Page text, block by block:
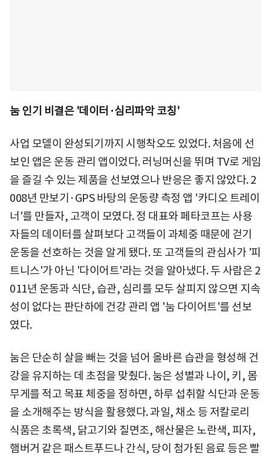
눔 인기 비결은 '데이터·심리파악 코칭'
사업 모델이 완성되기까지 시행착오도 있었다. 처음에 선
보인 앱은 운동 관리 앱이었다. 러닝머신을 뛰며 TV로 게임
을 즐길 수 있는 제품을 선보였으나 반응은 좋지 않았다. 2
008년 만보기·GPS 바탕의 운동량 측정 앱 '카디오 트레이
너'를 만들자, 고객이 모였다. 정 대표와 페타코프는 사용
자들의 데이터를 살펴보다 고객들이 과체중 때문에 걷기
운동을 선호하는 것을 알게 됐다. 또 고객들의 관심사가 '피
트니스'가 아닌 '다이어트'라는 것을 알아냈다. 두 사람은 2
011년 운동과 식단, 습관, 심리를 모두 살피지 않으면 지속
성이 없다는 판단하에 건강 관리 앱 '눔 다이어트'를 선보
였다.
눔은 단순히 살을 빼는 것을 넘어 올바른 습관을 형성해 건
강을 유지하는 데 초점을 맞췄다. 눔은 성별과 나이, 키, 몸
무게를 적고 목표 체중을 정하면, 하루 섭취할 식단과 운동
을 소개해주는 방식을 활용했다. 과일, 채소 등 저칼로리
식품은 초록색, 닭고기와 칠면조, 해산물은 노란색, 피자,
햄버거 같은 패스트푸드나 간식, 당이 첨가된 음료 등은 빨